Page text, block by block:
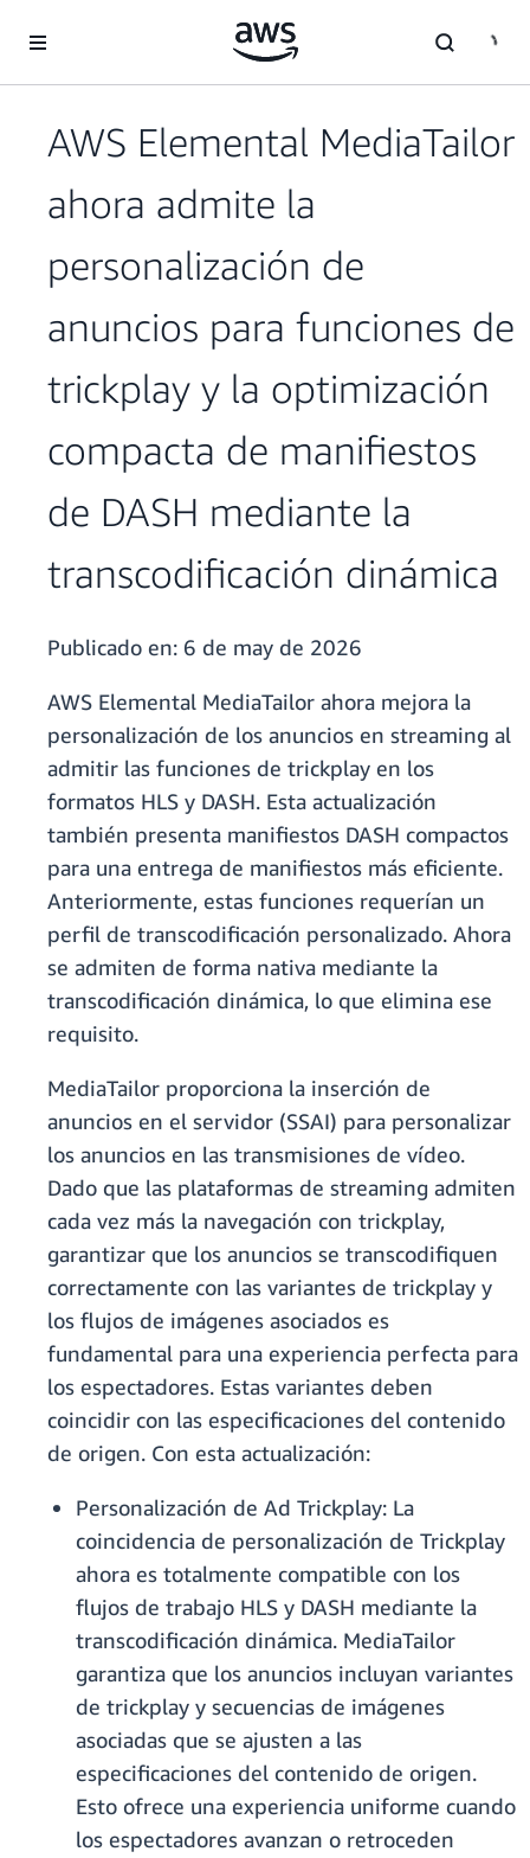
AWS Elemental MediaTailor
ahora admite la
personalización de
anuncios para funciones de
trickplay y la optimización
compacta de manifiestos
de DASH mediante la
transcodificación dinámica
Publicado en: 6 de may de 2026
AWS Elemental MediaTailor ahora mejora la
personalización de los anuncios en streaming al
admitir las funciones de trickplay en los
formatos HLS y DASH. Esta actualización
también presenta manifiestos DASH compactos
para una entrega de manifiestos más eficiente.
Anteriormente, estas funciones requerían un
perfil de transcodificación personalizado. Ahora
se admiten de forma nativa mediante la
transcodificación dinámica, lo que elimina ese
requisito.
MediaTailor proporciona la inserción de
anuncios en el servidor (SSAI) para personalizar
los anuncios en las transmisiones de vídeo.
Dado que las plataformas de streaming admiten
cada vez más la navegación con trickplay,
garantizar que los anuncios se transcodifiquen
correctamente con las variantes de trickplay y
los flujos de imágenes asociados es
fundamental para una experiencia perfecta para
los espectadores. Estas variantes deben
coincidir con las especificaciones del contenido
de origen. Con esta actualización:
Personalización de Ad Trickplay: La
coincidencia de personalización de Trickplay
ahora es totalmente compatible con los
flujos de trabajo HLS y DASH mediante la
transcodificación dinámica. MediaTailor
garantiza que los anuncios incluyan variantes
de trickplay y secuencias de imágenes
asociadas que se ajusten a las
especificaciones del contenido de origen.
Esto ofrece una experiencia uniforme cuando
los espectadores avanzan o retroceden